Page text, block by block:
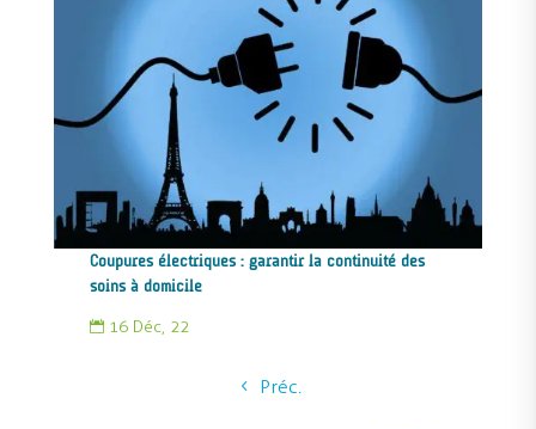
Coupures électriques : garantir la continuité des
soins à domicile
 16 Déc, 22
Préc.